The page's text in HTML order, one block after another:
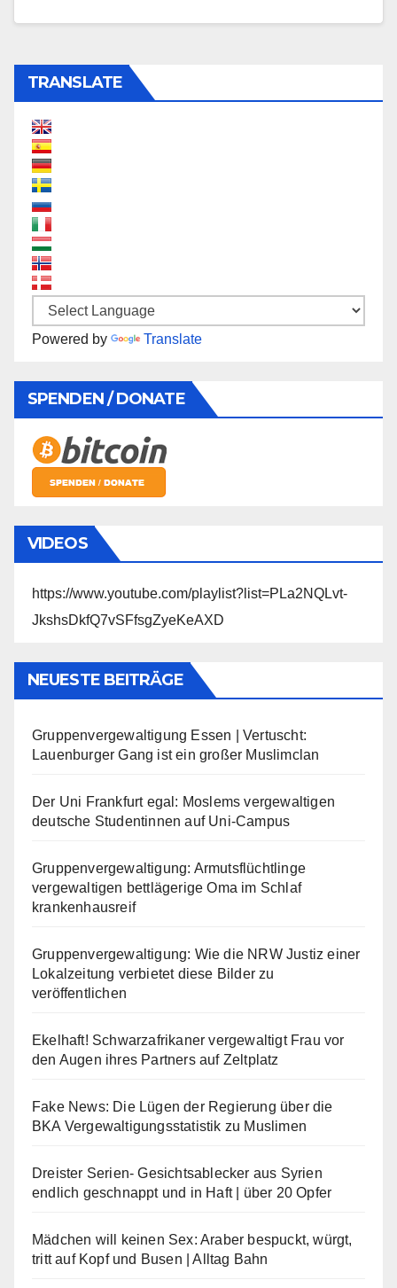
TRANSLATE
Powered by Translate
SPENDEN / DONATE
VIDEOS
https://www.youtube.com/playlist?list=PLa2NQLvt-
JkshsDkfQ7vSFfsgZyeKeAXD
NEUESTE BEITRÄGE
Gruppenvergewaltigung Essen | Vertuscht:
Lauenburger Gang ist ein großer Muslimclan
Der Uni Frankfurt egal: Moslems vergewaltigen
deutsche Studentinnen auf Uni-Campus
Gruppenvergewaltigung: Armutsflüchtlinge
vergewaltigen bettlägerige Oma im Schlaf
krankenhausreif
Gruppenvergewaltigung: Wie die NRW Justiz einer
Lokalzeitung verbietet diese Bilder zu
veröffentlichen
Ekelhaft! Schwarzafrikaner vergewaltigt Frau vor
den Augen ihres Partners auf Zeltplatz
Fake News: Die Lügen der Regierung über die
BKA Vergewaltigungsstatistik zu Muslimen
Dreister Serien- Gesichtsablecker aus Syrien
endlich geschnappt und in Haft | über 20 Opfer
Mädchen will keinen Sex: Araber bespuckt, würgt,
tritt auf Kopf und Busen | Alltag Bahn